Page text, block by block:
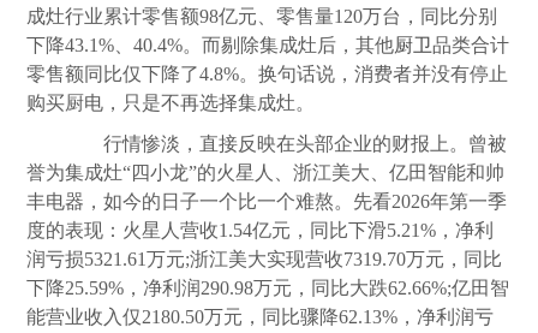
成灶行业累计零售额98亿元、零售量120万台，同比分别
下降43.1%、40.4%。而剔除集成灶后，其他厨卫品类合计
零售额同比仅下降了4.8%。换句话说，消费者并没有停止
购买厨电，只是不再选择集成灶。
行情惨淡，直接反映在头部企业的财报上。曾被
誉为集成灶“四小龙”的火星人、浙江美大、亿田智能和帅
丰电器，如今的日子一个比一个难熬。先看2026年第一季
度的表现：火星人营收1.54亿元，同比下滑5.21%，净利
润亏损5321.61万元;浙江美大实现营收7319.70万元，同比
下降25.59%，净利润290.98万元，同比大跌62.66%;亿田智
能营业收入仅2180.50万元，同比骤降62.13%，净利润亏